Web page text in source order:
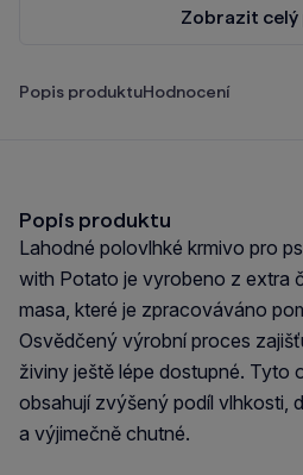
Zobrazit celý
Popis produktuHodnocení
Popis produktu
Lahodné polovlhké krmivo pro
with Potato je vyrobeno z extra
masa, které je zpracováváno
Osvědčený výrobní proces
živiny ještě lépe dostupné. Tyto
obsahují zvýšený podíl vlhkosti,
a výjimečně chutné.